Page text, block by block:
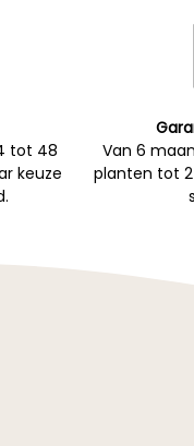
tot 48
keuze
Van 6
planten tot